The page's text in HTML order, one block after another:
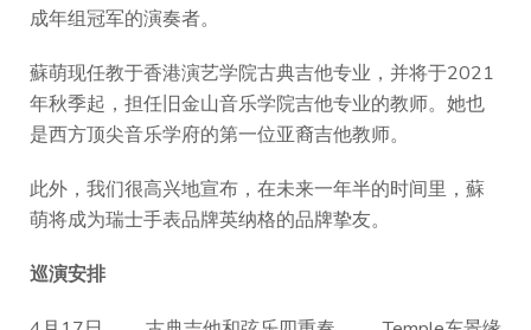
成年组冠军的演奏者。
蘇萌现任教于香港演艺学院古典吉他专业，并将于2021
年秋季起，担任旧金山音乐学院吉他专业的教师。她也
是西方顶尖音乐学府的第一位亚裔吉他教师。
此外，我们很高兴地宣布，在未来一年半的时间里，蘇
萌将成为瑞士手表品牌英纳格的品牌挚友。
巡演安排